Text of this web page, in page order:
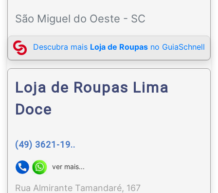
São Miguel do Oeste - SC
Descubra mais Loja de Roupas no GuiaSchnell
Loja de Roupas Lima
Doce
(49) 3621-19..
ver mais...
Rua Almirante Tamandaré, 167